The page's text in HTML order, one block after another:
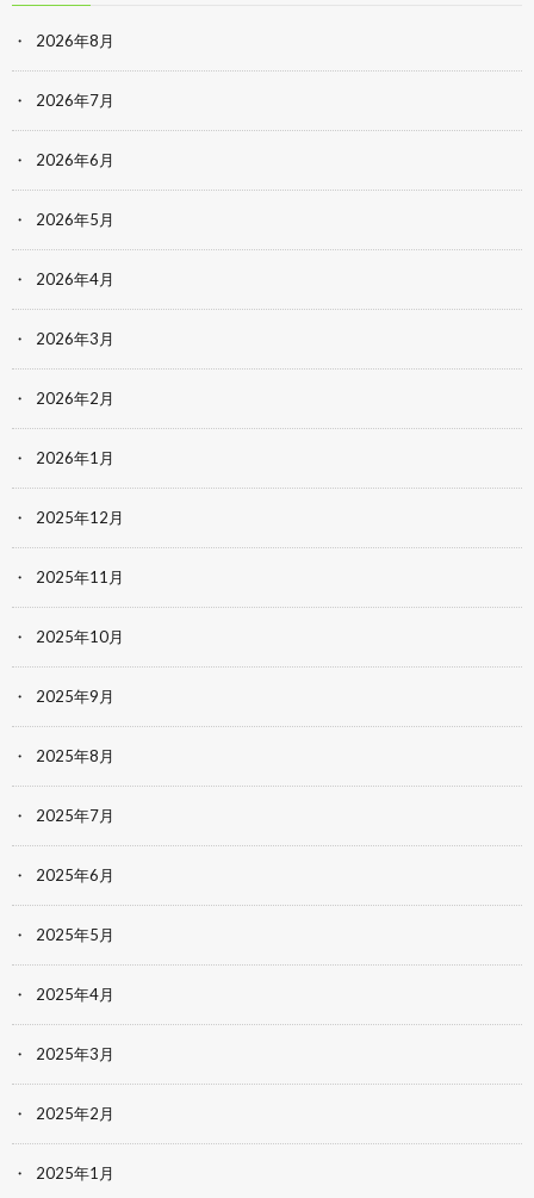
2026年8月
2026年7月
2026年6月
2026年5月
2026年4月
2026年3月
2026年2月
2026年1月
2025年12月
2025年11月
2025年10月
2025年9月
2025年8月
2025年7月
2025年6月
2025年5月
2025年4月
2025年3月
2025年2月
2025年1月